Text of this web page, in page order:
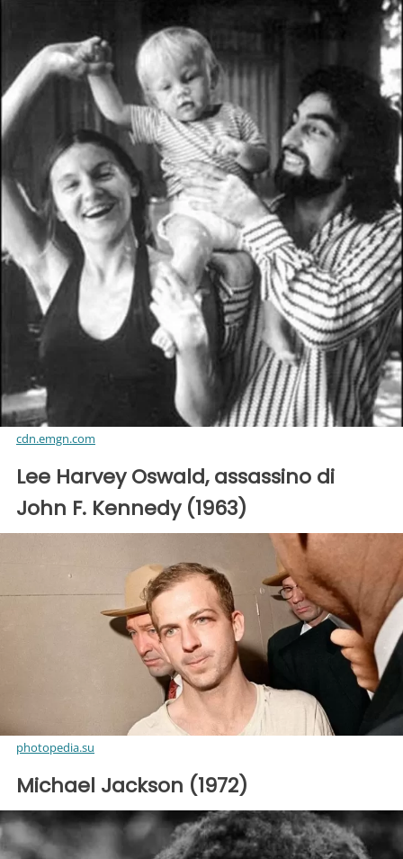
cdn.emgn.com
Lee Harvey Oswald, assassino di
John F. Kennedy (1963)
photopedia.su
Michael Jackson (1972)